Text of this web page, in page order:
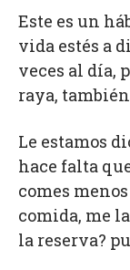
Este es un
vida estés a
veces al día,
raya, también
Le estamos
hace falta
comes
comida, me
la reserva?